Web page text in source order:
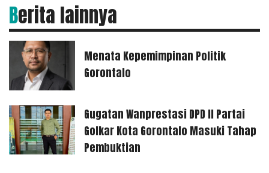
Berita lainnya
Menata Kepemimpinan Politik
Gorontalo
Gugatan Wanprestasi DPD II Partai
Golkar Kota Gorontalo Masuki Tahap
Pembuktian